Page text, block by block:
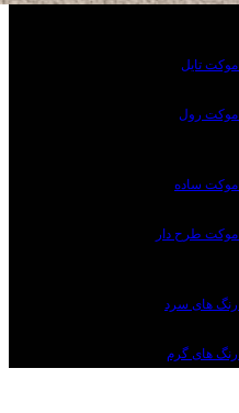
موکت تایل
موکت رول
موکت ساده
موکت طرح دار
رنگ های سرد
رنگ های گرم